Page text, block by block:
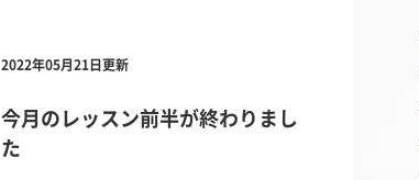
2022年05月21日更新
今月のレッスン前半が終わりまし
た